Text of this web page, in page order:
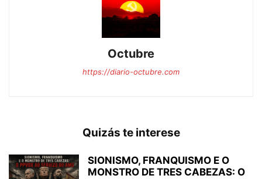
Octubre
https://diario-octubre.com
Quizás te interese
SIONISMO, FRANQUISMO E O
MONSTRO DE TRES CABEZAS: O